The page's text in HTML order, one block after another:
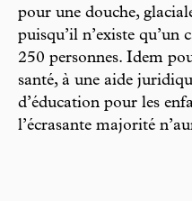
pour une douche,
puisqu’il n’existe
250 personnes. Idem
santé, à une aide
d’éducation pour les
l’écrasante majorité